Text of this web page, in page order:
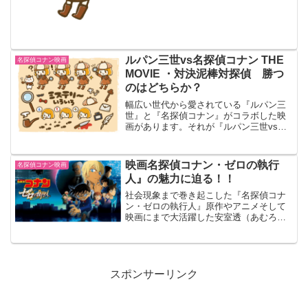
名探偵コナン映画
ルパン三世vs名探偵コナン THE
MOVIE ・対決泥棒対探偵 勝つ
のはどちらか？
幅広い世代から愛されている『ルパン三
世』と『名探偵コナン』がコラボした映
画があります。それが『ルパン三世vs名
テーマである泥棒対探偵の結果はどうな
ったのか、エピ...
名探偵コナン映画
映画名探偵コナン・ゼロの執行
人』の魅力に迫る！！
社会現象まで巻き起こした『名探偵コナ
ン・ゼロの執行人』原作やアニメそして
映画にまで大活躍した安室透（あむろと
スポンサーリンク